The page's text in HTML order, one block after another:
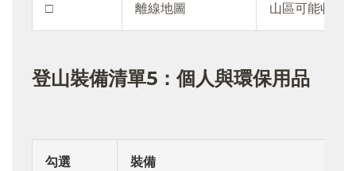
□ 離線地圖 山區可能收訊
登山裝備清單5：個人與環保用品
勾選 裝備